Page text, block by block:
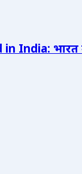
in India: